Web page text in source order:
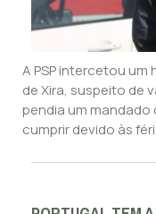
A PSP intercetou um
de Xira, suspeito de
pendia um
cumprir devido às